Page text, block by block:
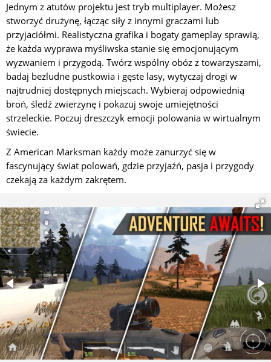
Jednym z atutów projektu jest tryb multiplayer. Możesz
stworzyć drużynę, łącząc siły z innymi graczami lub
przyjaciółmi. Realistyczna grafika i bogaty gameplay sprawią,
że każda wyprawa myśliwska stanie się emocjonującym
wyzwaniem i przygodą. Twórz wspólny obóz z towarzyszami,
badaj bezludne pustkowia i gęste lasy, wytyczaj drogi w
najtrudniej dostępnych miejscach. Wybieraj odpowiednią
broń, śledź zwierzynę i pokazuj swoje umiejętności
strzeleckie. Poczuj dreszczyk emocji polowania w wirtualnym
świecie.
Z American Marksman każdy może zanurzyć się w
fascynujący świat polowań, gdzie przyjaźń, pasja i przygody
czekają za każdym zakrętem.